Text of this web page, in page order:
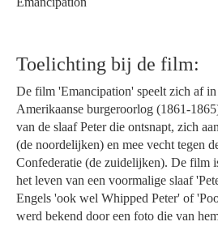
Toelichting bij de film:
De film 'Emancipation' speelt zich af
Amerikaanse burgeroorlog (1861-
van de slaaf Peter die ontsnapt, zich
(de noordelijken) en mee vecht tegen
Confederatie (de zuidelijken). De film
het leven van een voormalige slaaf
Engels 'ook wel Whipped Peter' of
werd bekend door een foto die van